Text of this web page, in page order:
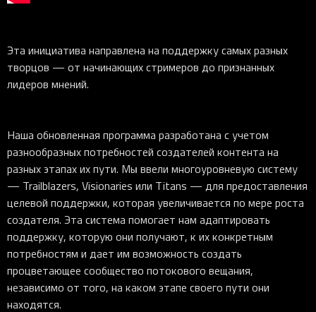
Эта инициатива направлена на поддержку самых разных
творцов — от начинающих стримеров до признанных
лидеров мнений.
Наша обновленная программа разработана с учетом
разнообразных потребностей создателей контента на
разных этапах их пути. Мы ввели многоуровневую систему
— Trailblazers, Visionaries или Titans — для предоставления
целевой поддержки, которая увеличивается по мере роста
создателя. Эта система помогает нам адаптировать
поддержку, которую они получают, к их конкретным
потребностям и дает им возможность создать
процветающее сообщество потокового вещания,
независимо от того, на каком этапе своего пути они
находятся.